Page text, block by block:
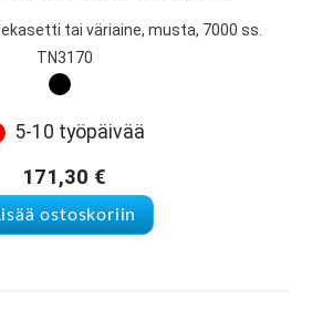
tai väriaine, musta, 7000 ss.
TN3170
5-10 työpäivää
171,30 €
ostoskoriin